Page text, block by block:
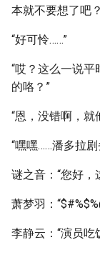
本就不要想了吧
“好可怜……”
“哎？这么一说
的咯？”
“恩，没错啊，就
“嘿嘿……潘多拉
谜之音：“您好
萧梦羽：
李静云：“演员